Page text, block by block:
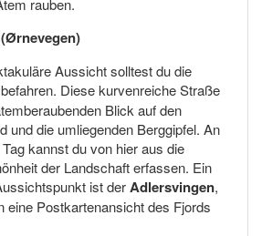
rauben.
Aussicht solltest du die
befahren. Diese kurvenreiche Straße
Blick auf den
und die umliegenden Berggipfel. An
kannst du von hier aus die
der Landschaft erfassen. Ein
ist derAdlersvingen,
eine Postkartenansicht des Fjords